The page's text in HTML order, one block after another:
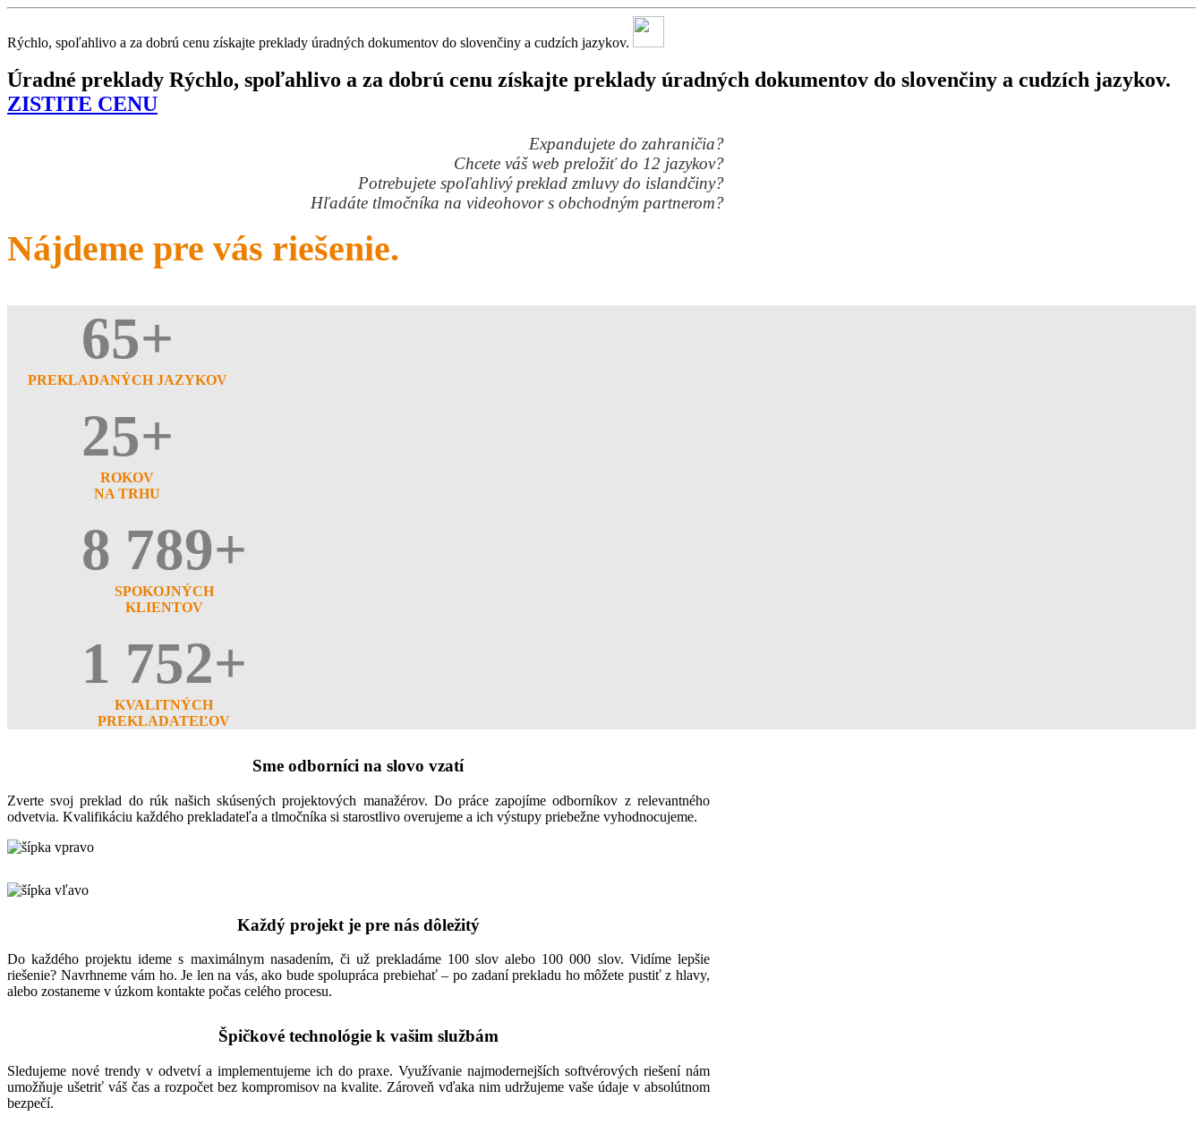
Rýchlo, spoľahlivo a za dobrú cenu získajte preklady úradných dokumentov do slovenčiny a cudzích jazykov.
Úradné preklady Rýchlo, spoľahlivo a za dobrú cenu získajte preklady úradných dokumentov do slovenčiny a cudzích jazykov.
ZISTITE CENU
Expandujete do zahraničia?
Chcete váš web preložiť do 12 jazykov?
Potrebujete spoľahlivý preklad zmluvy do islandčiny?
Hľadáte tlmočníka na videohovor s obchodným partnerom?
Nájdeme pre vás riešenie.
65+
PREKLADANÝCH JAZYKOV
25+
ROKOV
NA TRHU
8 789+
SPOKOJNÝCH
KLIENTOV
1 752+
KVALITNÝCH
PREKLADATEĽOV
Sme odborníci na slovo vzatí
Zverte svoj preklad do rúk našich skúsených projektových manažérov. Do práce zapojíme odborníkov z relevantného
odvetvia. Kvalifikáciu každého prekladateľa a tlmočníka si starostlivo overujeme a ich výstupy priebežne vyhodnocujeme.
Každý projekt je pre nás dôležitý
Do každého projektu ideme s maximálnym nasadením, či už prekladáme 100 slov alebo 100 000 slov. Vidíme lepšie
riešenie? Navrhneme vám ho. Je len na vás, ako bude spolupráca prebiehať – po zadaní prekladu ho môžete pustiť z hlavy,
alebo zostaneme v úzkom kontakte počas celého procesu.
Špičkové technológie k vašim službám
Sledujeme nové trendy v odvetví a implementujeme ich do praxe. Využívanie najmodernejších softvérových riešení nám
umožňuje ušetriť váš čas a rozpočet bez kompromisov na kvalite. Zároveň vďaka nim udržujeme vaše údaje v absolútnom
bezpečí.